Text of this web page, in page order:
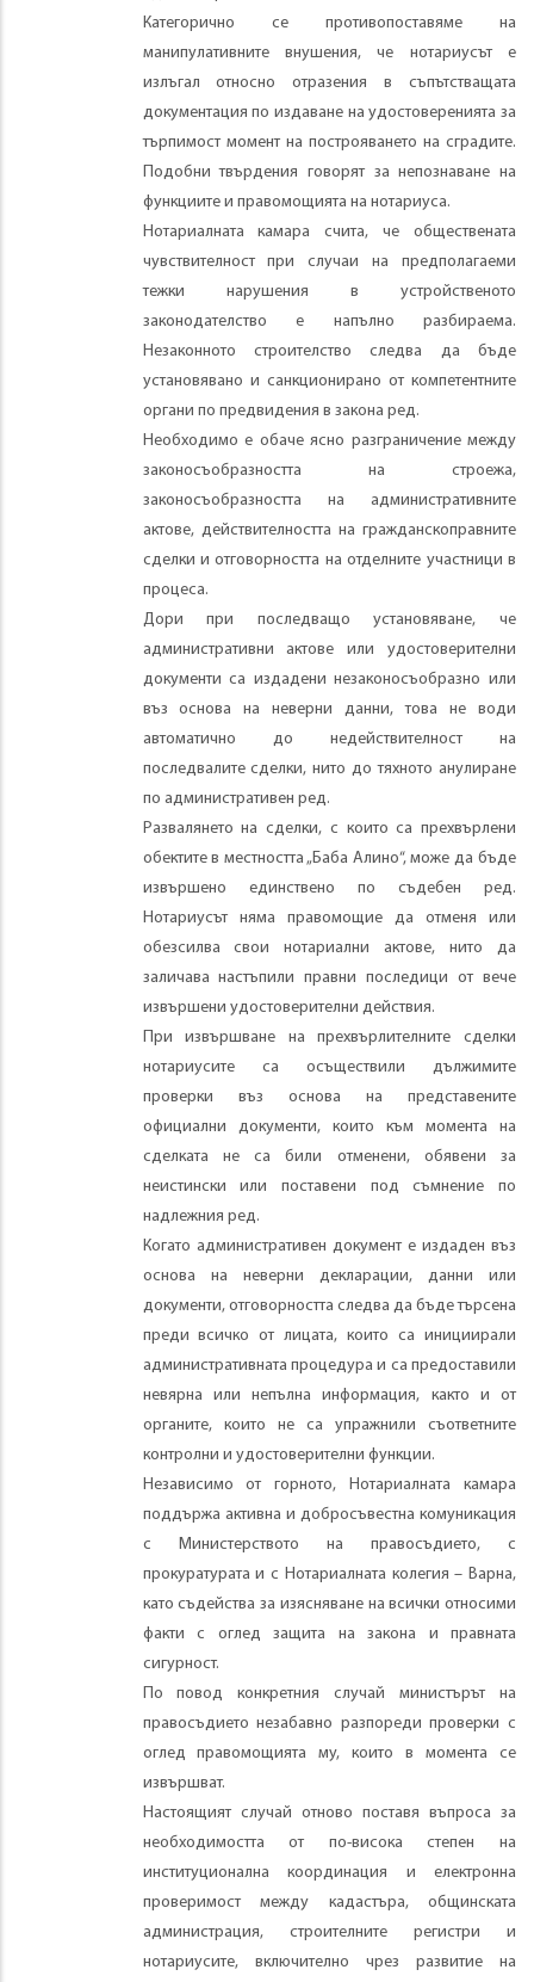
Категорично се противопоставяме на
манипулативните внушения, че нотариусът е
излъгал относно отразения в съпътстващата
документация по издаване на удостоверенията за
търпимост момент на построяването на сградите.
Подобни твърдения говорят за непознаване на
функциите и правомощията на нотариуса.
Нотариалната камара счита, че обществената
чувствителност при случаи на предполагаеми
тежки нарушения в устройственото
законодателство е напълно разбираема.
Незаконното строителство следва да бъде
установявано и санкционирано от компетентните
органи по предвидения в закона ред.
Необходимо е обаче ясно разграничение между
законосъобразността на строежа,
законосъобразността на административните
актове, действителността на гражданскоправните
сделки и отговорността на отделните участници в
процеса.
Дори при последващо установяване, че
административни актове или удостоверителни
документи са издадени незаконосъобразно или
въз основа на неверни данни, това не води
автоматично до недействителност на
последвалите сделки, нито до тяхното анулиране
по административен ред.
Развалянето на сделки, с които са прехвърлени
обектите в местността „Баба Алино“, може да бъде
извършено единствено по съдебен ред.
Нотариусът няма правомощие да отменя или
обезсилва свои нотариални актове, нито да
заличава настъпили правни последици от вече
извършени удостоверителни действия.
При извършване на прехвърлителните сделки
нотариусите са осъществили дължимите
проверки въз основа на представените
официални документи, които към момента на
сделката не са били отменени, обявени за
неистински или поставени под съмнение по
надлежния ред.
Когато административен документ е издаден въз
основа на неверни декларации, данни или
документи, отговорността следва да бъде търсена
преди всичко от лицата, които са инициирали
административната процедура и са предоставили
невярна или непълна информация, както и от
органите, които не са упражнили съответните
контролни и удостоверителни функции.
Независимо от горното, Нотариалната камара
поддържа активна и добросъвестна комуникация
с Министерството на правосъдието, с
прокуратурата и с Нотариалната колегия – Варна,
като съдейства за изясняване на всички относими
факти с оглед защита на закона и правната
сигурност.
По повод конкретния случай министърът на
правосъдието незабавно разпореди проверки с
оглед правомощията му, които в момента се
извършват.
Настоящият случай отново поставя въпроса за
необходимостта от по-висока степен на
институционална координация и електронна
проверимост между кадастъра, общинската
администрация, строителните регистри и
нотариусите, включително чрез развитие на